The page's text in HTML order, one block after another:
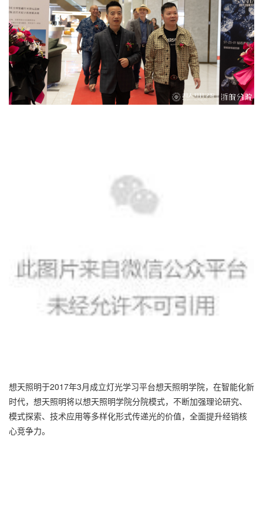
想天照明于2017年3月成立灯光学习平台想天照明学院，在智能化新
时代，想天照明将以想天照明学院分院模式，不断加强理论研究、
模式探索、技术应用等多样化形式传递光的价值，全面提升经销核
心竞争力。